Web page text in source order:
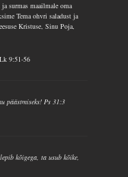
surmas maailmale oma
Tema ohvri saladust ja
Kristuse, Sinu Poja,
9:51-56
päästmiseks! Ps 31:3
kõigega, ta usub kõike,